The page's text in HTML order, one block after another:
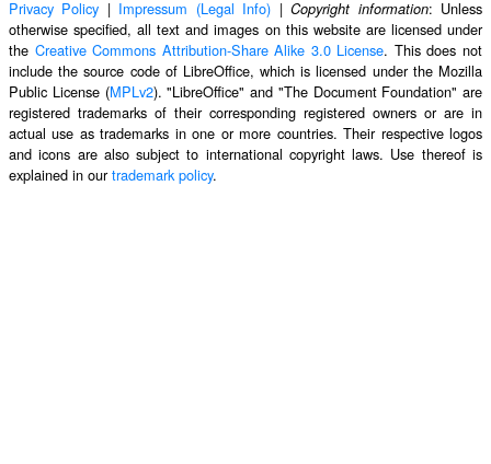
Privacy Policy | Impressum (Legal Info) |Copyright information: Unless
otherwise specified, all text and images on this website are licensed under
the Creative Commons Attribution-Share Alike 3.0 License. This does not
include the source code of LibreOffice, which is licensed under the Mozilla
Public License (MPLv2). "LibreOffice" and "The Document Foundation" are
registered trademarks of their corresponding registered owners or are in
actual use as trademarks in one or more countries. Their respective logos
and icons are also subject to international copyright laws. Use thereof is
explained in ourtrademark policy.